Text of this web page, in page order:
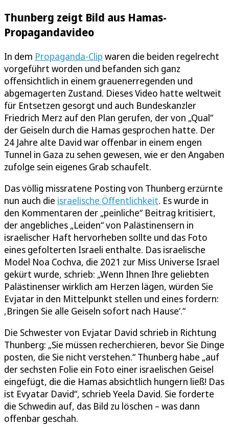
Thunberg zeigt Bild aus Hamas-
Propagandavideo
In dem Propaganda-Clip waren die beiden regelrecht
vorgeführt worden und befanden sich ganz
offensichtlich in einem grauenerregenden und
abgemagerten Zustand. Dieses Video hatte weltweit
für Entsetzen gesorgt und auch Bundeskanzler
Friedrich Merz auf den Plan gerufen, der von „Qual“
der Geiseln durch die Hamas gesprochen hatte. Der
24 Jahre alte David war offenbar in einem engen
Tunnel in Gaza zu sehen gewesen, wie er den Angaben
zufolge sein eigenes Grab schaufelt.
Das völlig missratene Posting von Thunberg erzürnte
nun auch die israelische Öffentlichkeit. Es wurde in
den Kommentaren der „peinliche“ Beitrag kritisiert,
der angebliches „Leiden“ von Palästinensern in
israelischer Haft hervorheben sollte und das Foto
eines gefolterten Israeli enthalte. Das israelische
Model Noa Cochva, die 2021 zur Miss Universe Israel
gekürt wurde, schrieb: „Wenn Ihnen Ihre geliebten
Palästinenser wirklich am Herzen lägen, würden Sie
Evjatar in den Mittelpunkt stellen und eines fordern:
‚Bringen Sie alle Geiseln sofort nach Hause‘.“
Die Schwester von Evjatar David schrieb in Richtung
Thunberg: „Sie müssen recherchieren, bevor Sie Dinge
posten, die Sie nicht verstehen.“ Thunberg habe „auf
der sechsten Folie ein Foto einer israelischen Geisel
eingefügt, die die Hamas absichtlich hungern ließ! Das
ist Evyatar David“, schrieb Yeela David. Sie forderte
die Schwedin auf, das Bild zu löschen – was dann
offenbar geschah.